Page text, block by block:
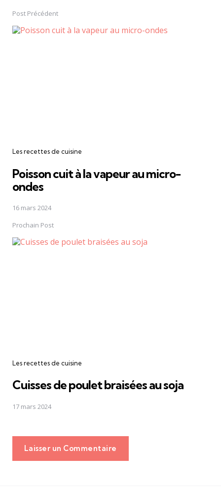
navigation
Post Précédent
Les recettes de cuisine
Poisson cuit à la vapeur au micro-
ondes
16 mars 2024
Prochain Post
Les recettes de cuisine
Cuisses de poulet braisées au soja
17 mars 2024
Laisser un Commentaire